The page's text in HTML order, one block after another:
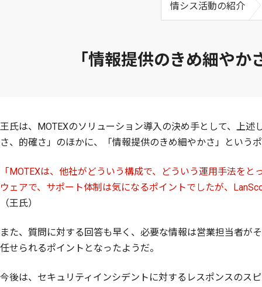
「情報提供のきめ細や
情シス活動の紹介
王氏は、MOTEXのソリューション導入の決め手として、上
さ、的確さ」のほかに、「情報提供のきめ細やかさ」という
「MOTEXは、他社がどういう構成で、どういう運用手法を
ウェアで、サポート体制は気になるポイントでしたが、
（王氏）
また、質問に対する回答も早く、必要な情報は営業担当者が
任せられるポイントとなったようだ。
今後は、セキュリティインシデントに対するレスポンスのス